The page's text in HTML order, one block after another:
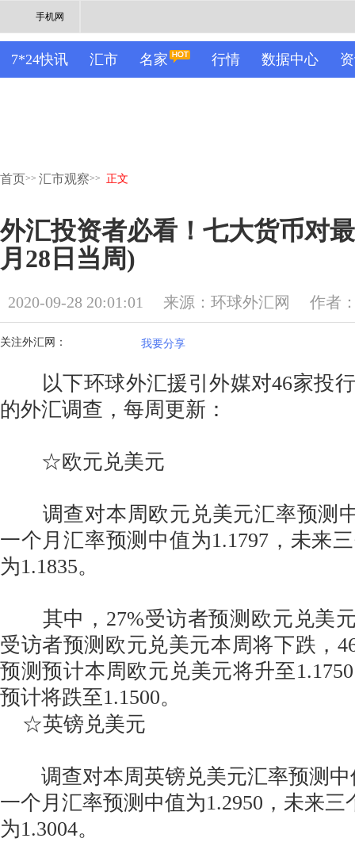
手机网
7*24快讯 汇市 名家 行情 数据中心
首页>> 汇市观察>> 正文
外汇投资者必看！七大货币对
月28日当周)
2020-09-28 20:01:01 来源：环球外汇网 作者
关注外汇网： 我要分享
以下环球外汇援引外媒对46家投行
的外汇调查，每周更新：
☆欧元兑美元
调查对本周欧元兑美元汇率预测中
一个月汇率预测中值为1.1797，未来
为1.1835。
其中，27%受访者预测欧元兑美元
受访者预测欧元兑美元本周将下跌，
预测预计本周欧元兑美元将升至
预计将跌至1.1500。
☆英镑兑美元
调查对本周英镑兑美元汇率预测中
一个月汇率预测中值为1.2950，未来
为1.3004。